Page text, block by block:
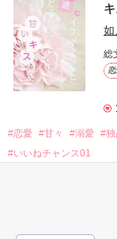
「澪ちゃん。」
それは止まってい
✨.ﾟ･*..☆.｡.:*✨.☆.｡
冴木澪-SaekiMio
如
総
#恋愛 #甘々 #溺愛 #独
#いいねチャンス01